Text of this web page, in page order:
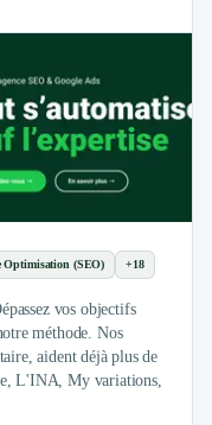
Optimisation (SEO) +18
vos objectifs
méthode. Nos
aident déjà plus de
L'INA, My variations,